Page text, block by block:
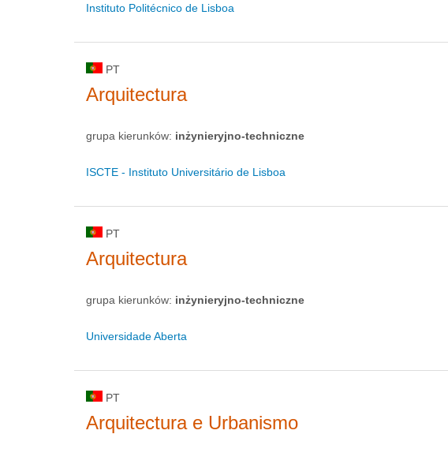
Instituto Politécnico de Lisboa
PT
Arquitectura
grupa kierunków: inżynieryjno-techniczne
ISCTE - Instituto Universitário de Lisboa
PT
Arquitectura
grupa kierunków: inżynieryjno-techniczne
Universidade Aberta
PT
Arquitectura e Urbanismo